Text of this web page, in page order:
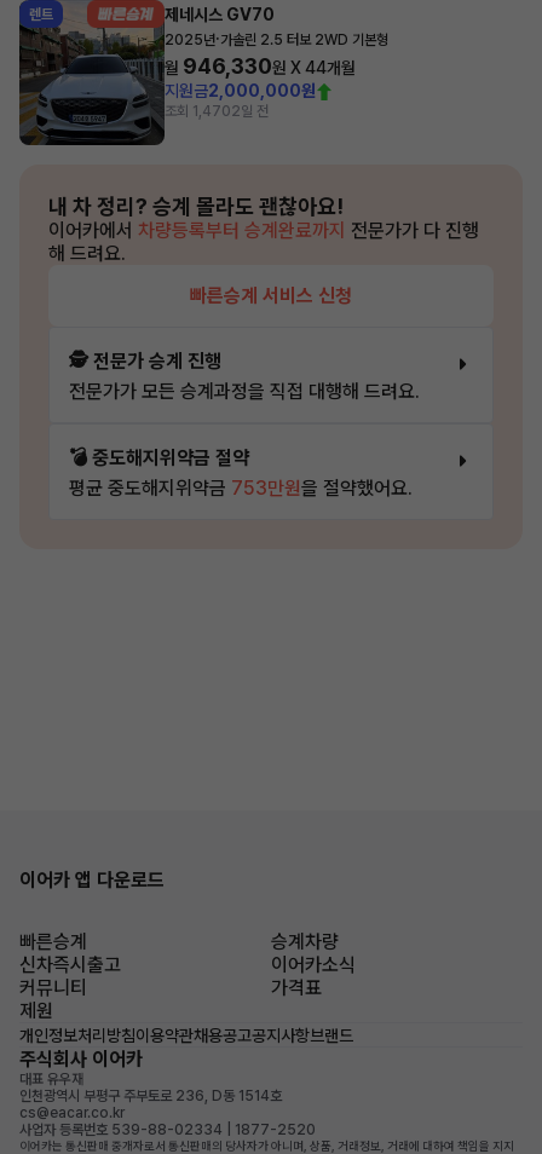
렌트 제네시스 GV70
2025년·가솔린 2.5 터보 2WD 기본형
월 946,330원 X44개월
지원금2,000,000원
조회 1,4702일 전
내 차 정리? 승계 몰라도 괜찮아요!
이어카에서 차량등록부터 승계완료까지 전문가가 다 진행
해 드려요.
빠른승계 서비스 신청
🕵️ 전문가 승계 진행
전문가가 모든 승계과정을 직접 대행해 드려요.
💣 중도해지위약금 절약
평균 중도해지위약금 753만원을 절약했어요.
이어카 앱 다운로드
빠른승계
승계차량
신차즉시출고
이어카소식
커뮤니티
가격표
제원
개인정보처리방침이용약관채용공고공지사항브랜드
주식회사 이어카
대표 유우재
인천광역시 부평구 주부토로 236, D동 1514호
cs@eacar.co.kr
사업자 등록번호 539-88-02334 | 1877-2520
이어카는 통신판매 중개자로서 통신판매의 당사자가 아니며, 상품, 거래정보, 거래에 대하여 책임을 지지